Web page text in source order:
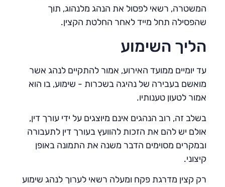
המשטרה, רשאי לפסול את הנהג מלנהוג, תוך
שהפסילה תחל מייד לאחר החלטת הקצין.
הליך השימוע
עד יומיים ממועד האירוע, אמור להתקיים לנהג אשר
מואשם בעבירה של נהיגה בשכרות - שימוע, בו הוא
אמור לטעון טענותיו.
בשלב זה, רוב הנהגים אינם מיוצגים על ידי עורך דין,
אולם יש להם את הזכות להוועץ בעורך דין לתעבורה
ובמקרים מסוימים הדבר משנה את התמונה באופן
קיצוני.
רק קצין מדרגת פקח ומעלה רשאי לערוך לנהג שימוע